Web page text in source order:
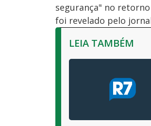
segurança" no
foi revelado pelo
LEIA TAMBÉM